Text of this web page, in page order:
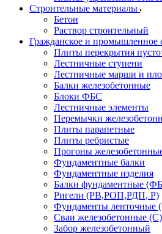
Строительные материалы
Бетон
Раствор строительный
Гражданское и промышленное
Плиты перекрытия
Лестничные ступени
Лестничные марши и
Балки железобетонные
Блоки ФБС
Лестничные элементы
Перемычки
Плиты парапетные
Плиты ребристые
Прогоны
Фундаментные балки
Фундаментные изделия
Балки фундаментные
Ригели (РВ,РОП,РДП, Р)
Фундаменты ленточные
Сваи железобетонные (С)
Забор железобетонный